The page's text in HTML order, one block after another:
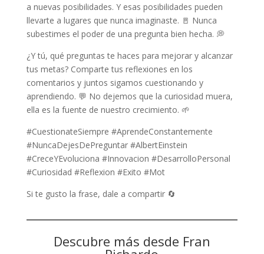
a nuevas posibilidades. Y esas posibilidades pueden
llevarte a lugares que nunca imaginaste. 🚪 Nunca
subestimes el poder de una pregunta bien hecha. 💭
¿Y tú, qué preguntas te haces para mejorar y alcanzar
tus metas? Comparte tus reflexiones en los
comentarios y juntos sigamos cuestionando y
aprendiendo. 💬 No dejemos que la curiosidad muera,
ella es la fuente de nuestro crecimiento. 🌱
#CuestionateSiempre #AprendeConstantemente
#NuncaDejesDePreguntar #AlbertEinstein
#CreceYEvoluciona #Innovacion #DesarrolloPersonal
#Curiosidad #Reflexion #Exito #Mot
Si te gusto la frase, dale a compartir 🔄
Descubre más desde Fran